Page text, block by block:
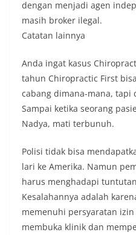
dengan menjadi agen
masih broker ilegal.
Catatan lainnya
Anda ingat kasus
tahun Chiropractic First
cabang dimana-mana, tapi
Sampai ketika seorang
Nadya, mati terbunuh.
Polisi tidak bisa
lari ke Amerika. Namun
harus menghadapi
Kesalahannya adalah
memenuhi persyaratan
membuka klinik dan